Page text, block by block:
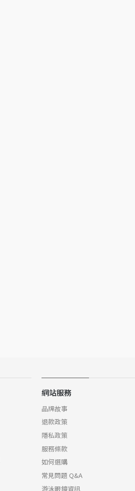
網站服務
品牌故事
退款政策
隱私政策
服務條款
如何選購
常見問題 Q&A
游泳眼鏡資訊